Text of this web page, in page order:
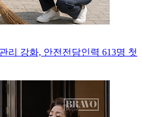
리 강화, 안전전담인력 613명 첫